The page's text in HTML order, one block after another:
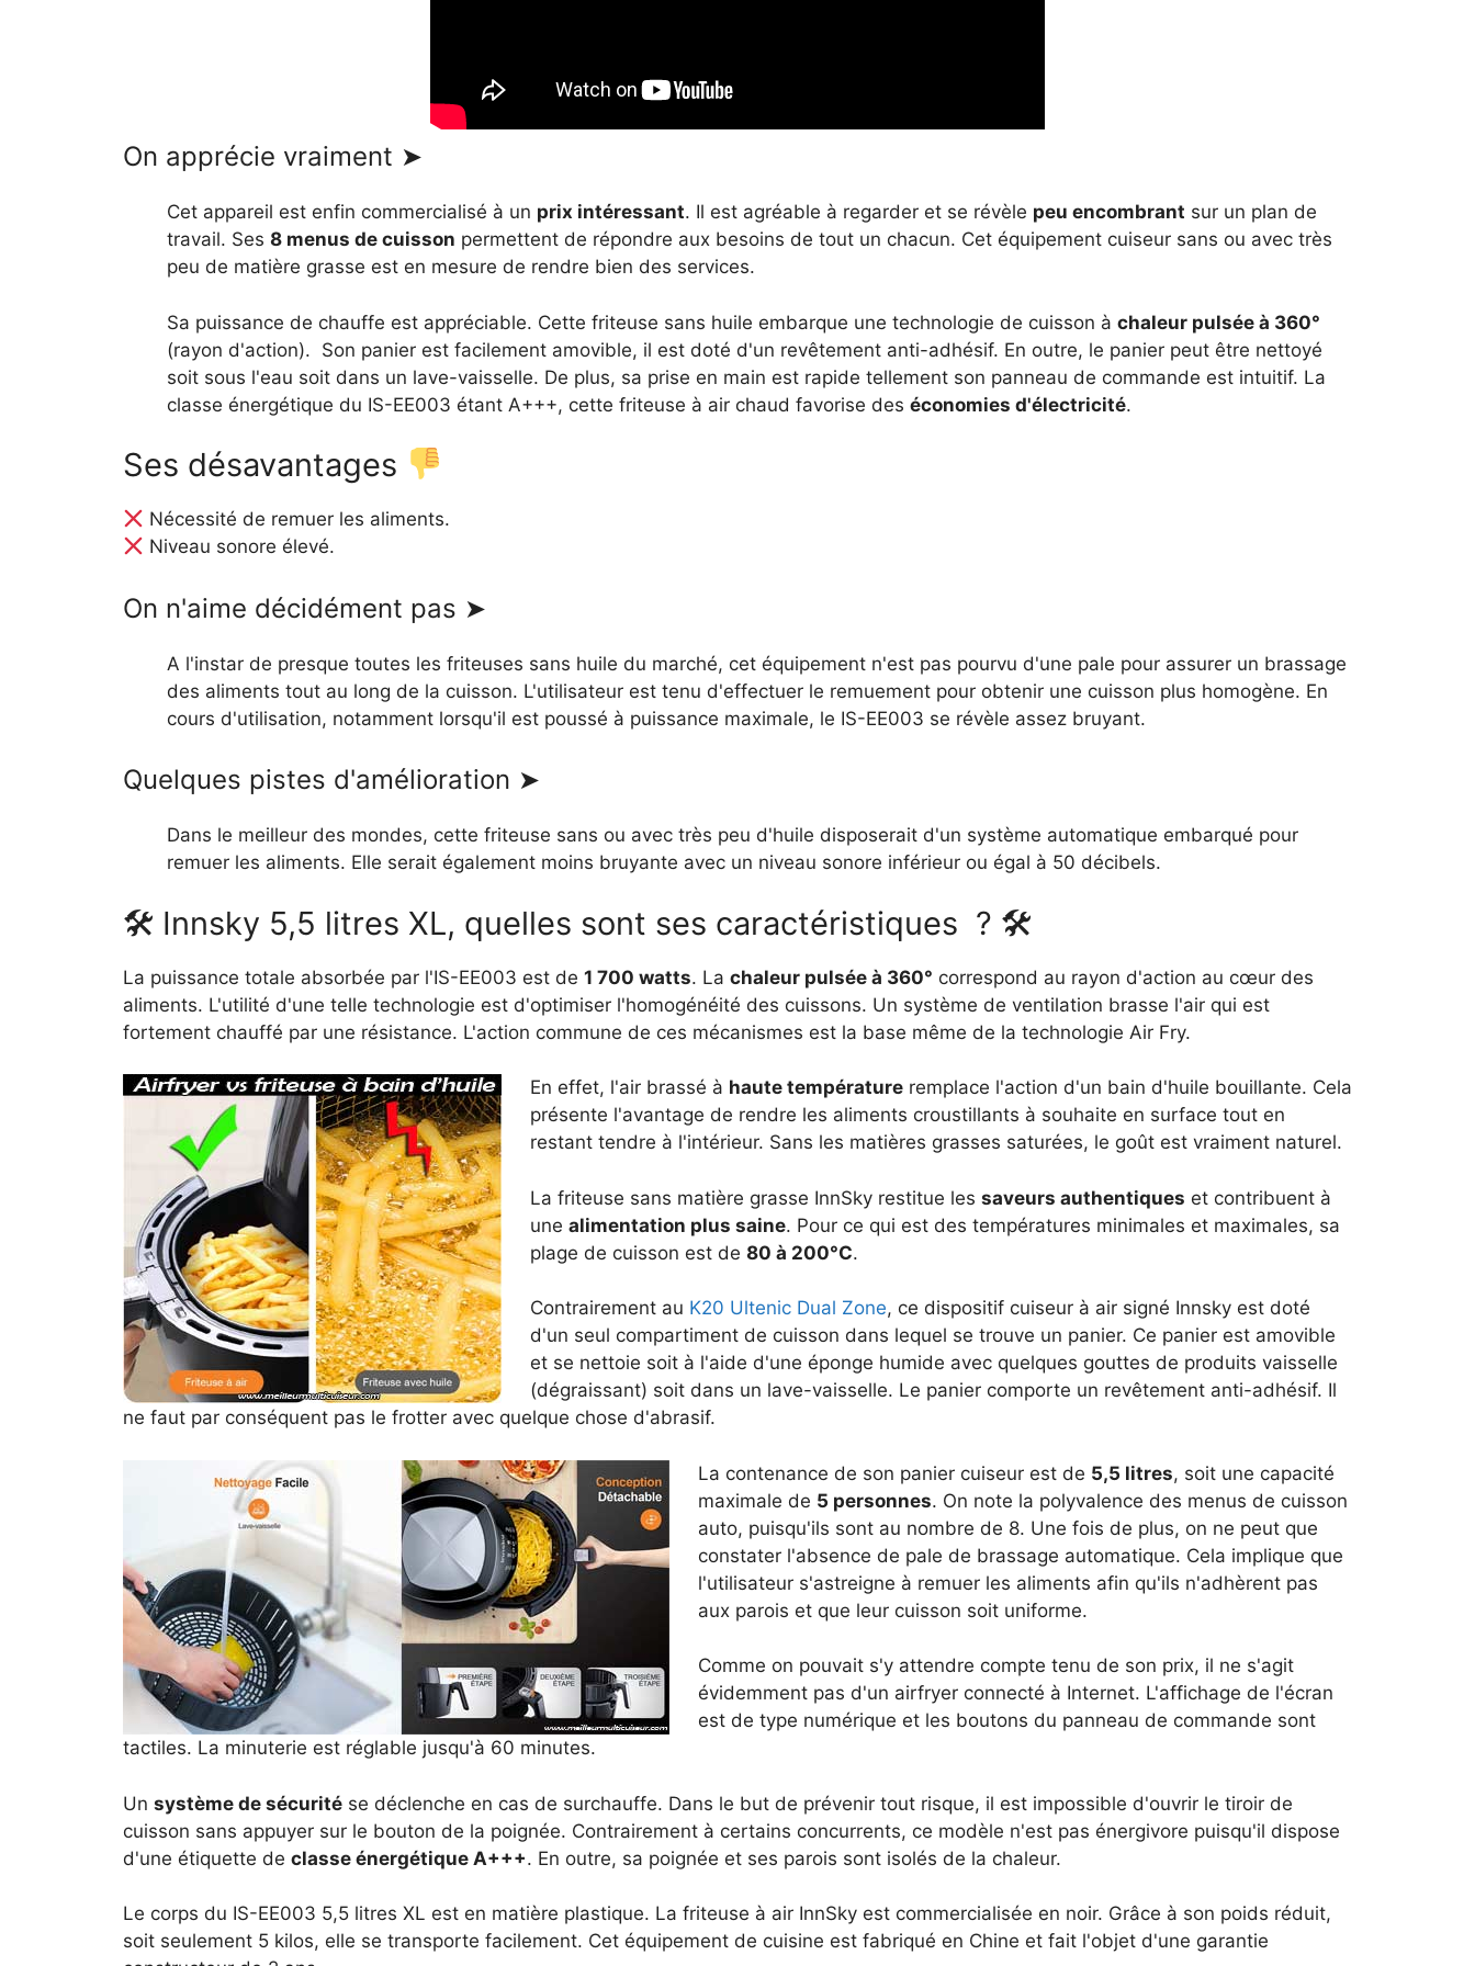
On apprécie vraiment ➤
Cet appareil est enfin commercialisé à un prix intéressant. Il est agréable à regarder et se révèle peu encombrant sur un plan de
travail. Ses 8 menus de cuisson permettent de répondre aux besoins de tout un chacun. Cet équipement cuiseur sans ou avec très
peu de matière grasse est en mesure de rendre bien des services.
Sa puissance de chauffe est appréciable. Cette friteuse sans huile embarque une technologie de cuisson à chaleur pulsée à 360°
(rayon d'action). Son panier est facilement amovible, il est doté d'un revêtement anti-adhésif. En outre, le panier peut être nettoyé
soit sous l'eau soit dans un lave-vaisselle. De plus, sa prise en main est rapide tellement son panneau de commande est intuitif. La
classe énergétique du IS-EE003 étant A+++, cette friteuse à air chaud favorise des économies d'électricité.
Ses désavantages
Nécessité de remuer les aliments.
Niveau sonore élevé.
On n'aime décidément pas ➤
A l'instar de presque toutes les friteuses sans huile du marché, cet équipement n'est pas pourvu d'une pale pour assurer un brassage
des aliments tout au long de la cuisson. L'utilisateur est tenu d'effectuer le remuement pour obtenir une cuisson plus homogène. En
cours d'utilisation, notamment lorsqu'il est poussé à puissance maximale, le IS-EE003 se révèle assez bruyant.
Quelques pistes d'amélioration ➤
Dans le meilleur des mondes, cette friteuse sans ou avec très peu d'huile disposerait d'un système automatique embarqué pour
remuer les aliments. Elle serait également moins bruyante avec un niveau sonore inférieur ou égal à 50 décibels.
🛠 Innsky 5,5 litres XL, quelles sont ses caractéristiques ? 🛠
La puissance totale absorbée par l'IS-EE003 est de 1 700 watts. La chaleur pulsée à 360° correspond au rayon d'action au cœur des
aliments. L'utilité d'une telle technologie est d'optimiser l'homogénéité des cuissons. Un système de ventilation brasse l'air qui est
fortement chauffé par une résistance. L'action commune de ces mécanismes est la base même de la technologie Air Fry.
En effet, l'air brassé à haute températureremplace l'action d'un bain d'huile bouillante. Cela
présente l'avantage de rendre les aliments croustillants à souhaite en surface tout en
restant tendre à l'intérieur. Sans les matières grasses saturées, le goût est vraiment naturel.
La friteuse sans matière grasse InnSky restitue les saveurs authentiques et contribuent à
une alimentation plus saine. Pour ce qui est des températures minimales et maximales, sa
plage de cuisson est de 80 à 200°C.
Contrairement au K20 Ultenic Dual Zone, ce dispositif cuiseur à air signé Innsky est doté
d'un seul compartiment de cuisson dans lequel se trouve un panier. Ce panier est amovible
et se nettoie soit à l'aide d'une éponge humide avec quelques gouttes de produits vaisselle
(dégraissant) soit dans un lave-vaisselle. Le panier comporte un revêtement anti-adhésif. Il
ne faut par conséquent pas le frotter avec quelque chose d'abrasif.
La contenance de son panier cuiseur est de 5,5 litres, soit une capacité
maximale de 5 personnes. On note la polyvalence des menus de cuisson
auto, puisqu'ils sont au nombre de 8. Une fois de plus, on ne peut que
constater l'absence de pale de brassage automatique. Cela implique que
l'utilisateur s'astreigne à remuer les aliments afin qu'ils n'adhèrent pas
aux parois et que leur cuisson soit uniforme.
Comme on pouvait s'y attendre compte tenu de son prix, il ne s'agit
évidemment pas d'un airfryer connecté à Internet. L'affichage de l'écran
est de type numérique et les boutons du panneau de commande sont
tactiles. La minuterie est réglable jusqu'à 60 minutes.
Un système de sécurité se déclenche en cas de surchauffe. Dans le but de prévenir tout risque, il est impossible d'ouvrir le tiroir de
cuisson sans appuyer sur le bouton de la poignée. Contrairement à certains concurrents, ce modèle n'est pas énergivore puisqu'il dispose
d'une étiquette de classe énergétique A+++. En outre, sa poignée et ses parois sont isolés de la chaleur.
Le corps du IS-EE003 5,5 litres XL est en matière plastique. La friteuse à air InnSky est commercialisée en noir. Grâce à son poids réduit,
soit seulement 5 kilos, elle se transporte facilement. Cet équipement de cuisine est fabriqué en Chine et fait l'objet d'une garantie